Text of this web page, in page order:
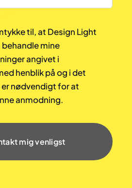
til, at Design Light
behandle mine
angivet i
henblik på og i det
nødvendigt for at
anmodning.
mig venligst